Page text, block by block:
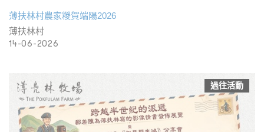
薄扶林村農家糉賀端陽2026
薄扶林村
14-06-2026
過往活動